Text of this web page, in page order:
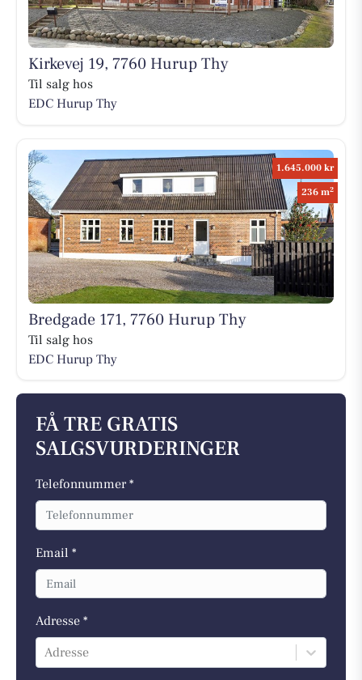
Kirkevej 19, 7760 Hurup Thy
Til salg hos
EDC Hurup Thy
1.645.000 kr
236 m2
Bredgade 171, 7760 Hurup Thy
Til salg hos
EDC Hurup Thy
FÅ TRE GRATIS
SALGSVURDERINGER
Telefonnummer *
Email *
Adresse *
Adresse